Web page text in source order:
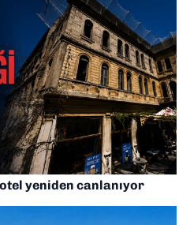
yeniden canlanıyor